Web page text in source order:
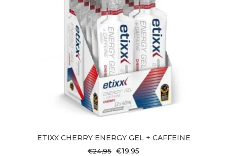
ETIXX CHERRY ENERGY GEL + CAFFEINE
€24,95 Oorspronkelijke
€19,95